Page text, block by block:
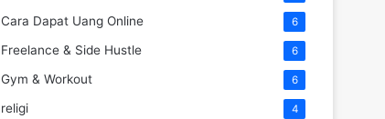
Cara Dapat Uang Online 6
Freelance & Side Hustle 6
Gym & Workout 6
religi 4